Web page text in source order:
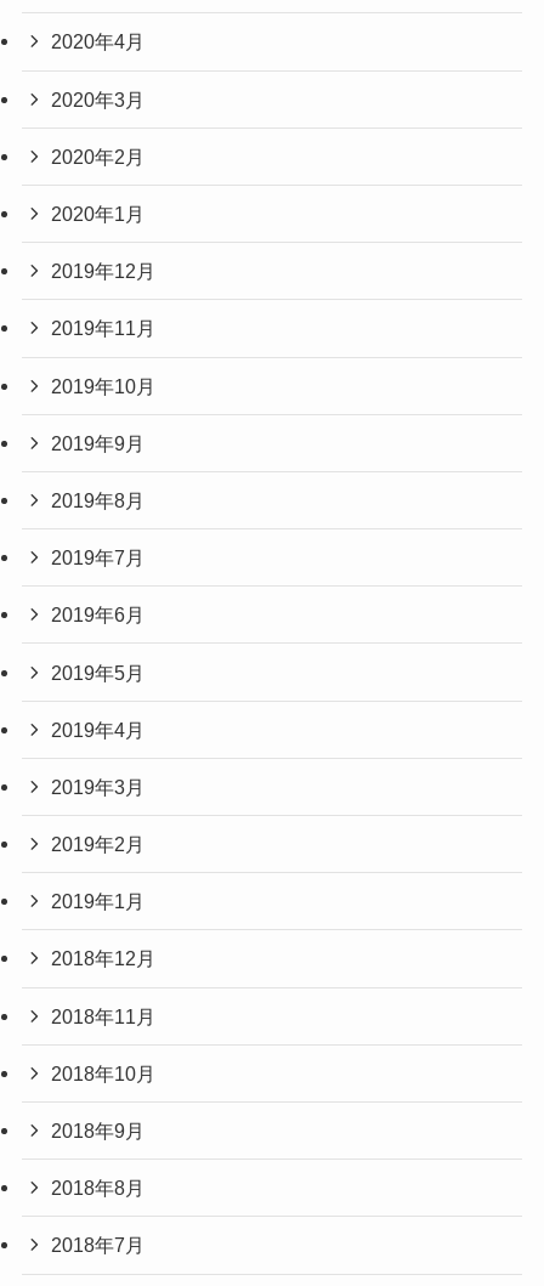
2020年4月
2020年3月
2020年2月
2020年1月
2019年12月
2019年11月
2019年10月
2019年9月
2019年8月
2019年7月
2019年6月
2019年5月
2019年4月
2019年3月
2019年2月
2019年1月
2018年12月
2018年11月
2018年10月
2018年9月
2018年8月
2018年7月